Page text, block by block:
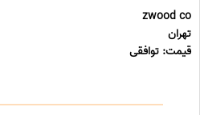
zwood co
تهران
قیمت: توافقی